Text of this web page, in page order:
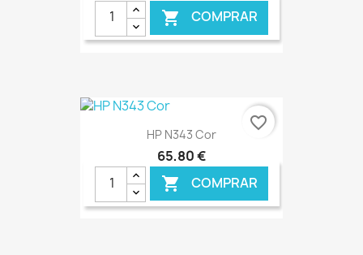
 COMPRAR
HP N343 Cor
65,80 €
 COMPRAR
favorite_border